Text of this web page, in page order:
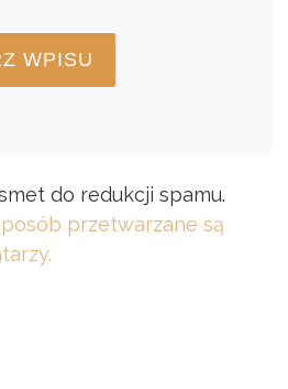
do redukcji spamu.
przetwarzane są